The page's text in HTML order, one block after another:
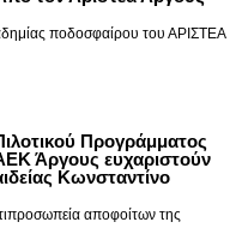
ποδοσφαίρου του ΑΡΙΣΤΕΑ
Προγράμματος
Άργους ευχαριστούν
Κωνσταντίνο
αποφοίτων της